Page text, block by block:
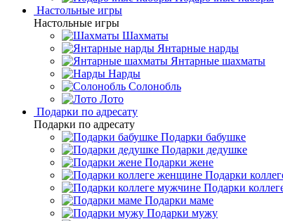
Настольные игры
Настольные игры
Шахматы
Янтарные нарды
Янтарные шахматы
Нарды
Солонобль
Лото
Подарки по адресату
Подарки по адресату
Подарки бабушке
Подарки дедушке
Подарки жене
Подарки
Подарки
Подарки маме
Подарки мужу